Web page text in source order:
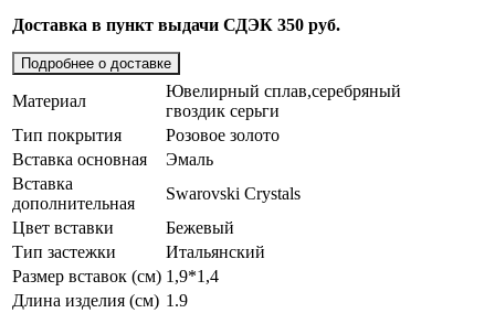
Доставка в пункт выдачи СДЭК 350 руб.
Подробнее о доставке
Материал
Ювелирный сплав,серебряный
гвоздик серьги
Тип покрытия
Розовое золото
Вставка основная
Эмаль
Вставка
дополнительная
Swarovski Crystals
Цвет вставки
Бежевый
Тип застежки
Итальянский
Размер вставок (см) 1,9*1,4
Длина изделия (см) 1.9